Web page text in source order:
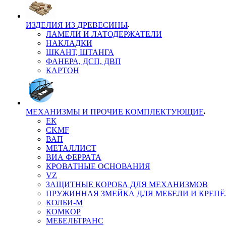
ИЗДЕЛИЯ ИЗ ДРЕВЕСИНЫ
ЛАМЕЛИ И ЛАТОДЕРЖАТЕЛИ
НАКЛАДКИ
ШКАНТ, ШТАНГА
ФАНЕРА, ДСП, ДВП
КАРТОН
МЕХАНИЗМЫ И ПРОЧИЕ КОМПЛЕКТУЮЩИЕ
ЕК
CKMF
ВАП
МЕТАЛЛИСТ
ВИА ФЕРРАТА
КРОВАТНЫЕ ОСНОВАНИЯ
VZ
ЗАЩИТНЫЕ КОРОБА ДЛЯ МЕХАНИЗМОВ
ПРУЖИННАЯ ЗМЕЙКА ДЛЯ МЕБЕЛИ И
КОЛБИ-М
КОМКОР
МЕБЕЛЬТРАНС